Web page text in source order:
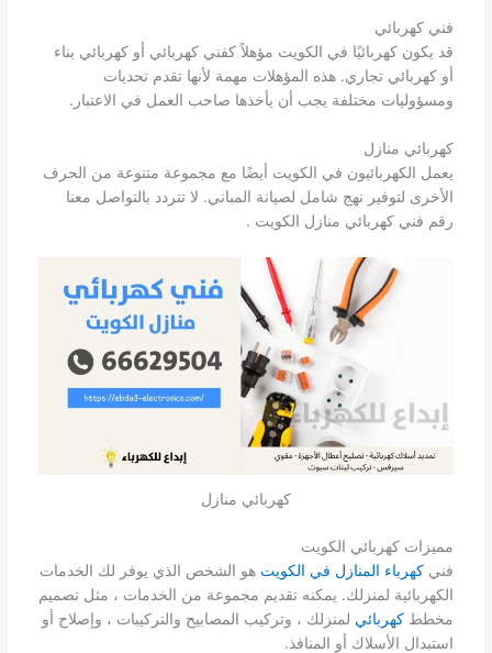
فني كهربائي
قد يكون كهربائيًا في الكويت مؤهلاً كفني كهربائي أو كهربائي بناء
أو كهربائي تجاري. هذه المؤهلات مهمة لأنها تقدم تحديات
ومسؤوليات مختلفة يجب أن يأخذها صاحب العمل في الاعتبار.
كهربائي منازل
يعمل الكهربائيون في الكويت أيضًا مع مجموعة متنوعة من الحرف
الأخرى لتوفير نهج شامل لصيانة المباني. لا تتردد بالتواصل معنا
رقم فني كهربائي منازل الكويت .
كهربائي منازل
مميزات كهربائي الكويت
فني كهرباء المنازل في الكويت هو الشخص الذي يوفر لك الخدمات
الكهربائية لمنزلك. يمكنه تقديم مجموعة من الخدمات ، مثل تصميم
مخطط كهربائي لمنزلك ، وتركيب المصابيح والتركيبات ، وإصلاح أو
استبدال الأسلاك أو المنافذ.